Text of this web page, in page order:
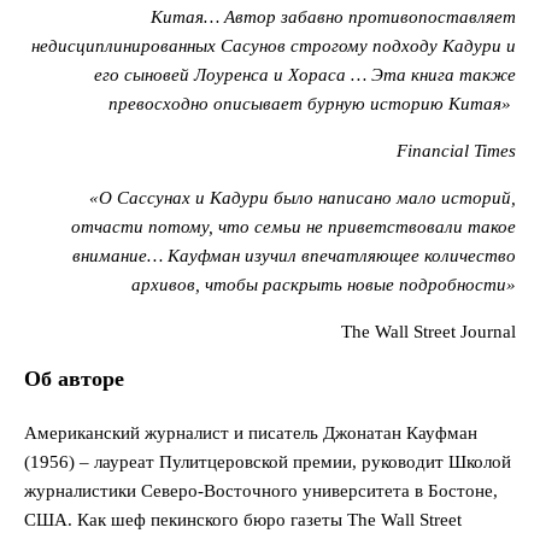
Китая… Автор забавно противопоставляет
недисциплинированных Сасунов строгому подходу Кадури и
его сыновей Лоуренса и Хораса … Эта книга также
превосходно описывает бурную историю Китая»
Financial Times
«О Сассунах и Кадури было написано мало историй,
отчасти потому, что семьи не приветствовали такое
внимание… Кауфман изучил впечатляющее количество
архивов, чтобы раскрыть новые подробности»
The Wall Street Journal
Об авторе
Американский журналист и писатель Джонатан Кауфман
(1956) – лауреат Пулитцеровской премии, руководит Школой
журналистики Северо-Восточного университета в Бостоне,
США. Как шеф пекинского бюро газеты The Wall Street